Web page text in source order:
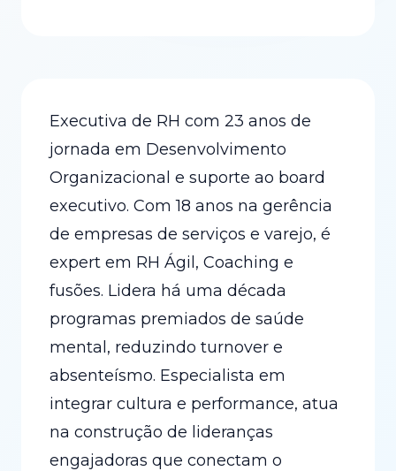
Executiva de RH com 23 anos de
jornada em Desenvolvimento
Organizacional e suporte ao board
executivo. Com 18 anos na gerência
de empresas de serviços e varejo, é
expert em RH Ágil, Coaching e
fusões. Lidera há uma década
programas premiados de saúde
mental, reduzindo turnover e
absenteísmo. Especialista em
integrar cultura e performance, atua
na construção de lideranças
engajadoras que conectam o